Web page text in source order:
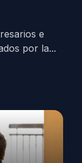
e
por la...